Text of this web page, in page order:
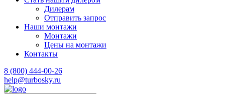
Дилерам
Отправить запрос
Наши монтажи
Монтажи
Цены на монтажи
Контакты
8 (800) 444-00-26
help@turbosky.ru